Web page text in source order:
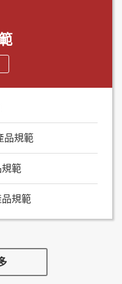
品規範
範
規範